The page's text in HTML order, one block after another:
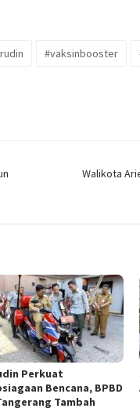
#vaksinbooster
Walikota
Perkuat
Bencana, BPBD
Tambah